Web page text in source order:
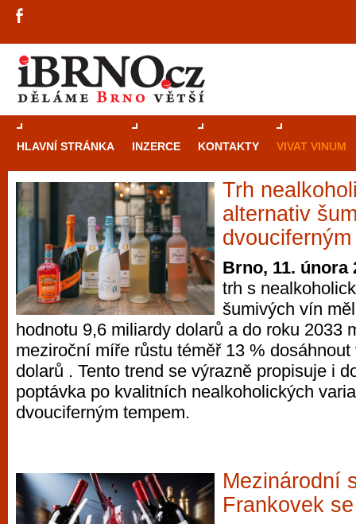
HLAVNÍ STRÁNKA INZERCE KONTAKTY VIVAT VINUM
Trh
alternativ
Brno, 11. února
trh s
šumivých vín
hodnotu 9,6 miliardy dolarů a do roku 2033
meziroční míře růstu téměř 13 %
dolarů . Tento trend se výrazně propisuje i
poptávka po kvalitních nealkoholických
dvouciferným tempem.
Mezinárodní
Frankovek
Průvodce
Brně: Od
automaty
Brno je
zajímavé
restaurace,
Mimo jiné je ale také místem, kde si
vyzkoušet různé kasinové hry. V
metropoli naleznete širokou nabídku her
po moderní automaty jak pro pravidelné